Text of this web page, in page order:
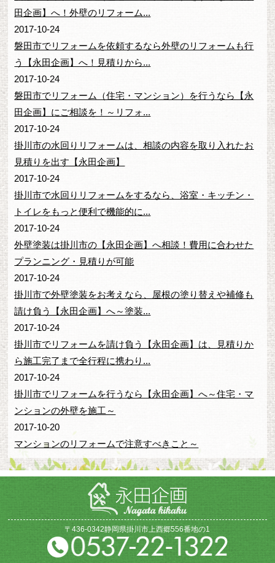
田企画】へ！外壁のリフォーム...
2017-10-24
磐田市でリフォームを依頼するなら外壁のリフォームも行
う【永田企画】へ！見積りから...
2017-10-24
磐田市でリフォーム（住宅・マンション）を行うなら【永
田企画】にご相談を！～リフォ...
2017-10-24
掛川市の水回りリフォームは、相談の内容を取り入れたお
見積りを出す【永田企画】
2017-10-24
掛川市で水回りリフォームをするなら、浴室・キッチン・
トイレをもっと便利で機能的に...
2017-10-24
外壁塗装は掛川市の【永田企画】へ相談！費用に合わせた
プランニング・見積りが可能
2017-10-24
掛川市で外壁塗装をお考えなら、屋根の塗り替えや補修も
請け負う【永田企画】へ～塗装...
2017-10-24
掛川市でリフォームを請け負う【永田企画】は、見積りか
ら施工完了まで全行程に携わり...
2017-10-24
掛川市でリフォームを行うなら【永田企画】へ～住宅・マ
ンションの外壁を施工～
2017-10-20
マンションのリフォームで注意すべきこと～
〒436-0342静岡県掛川市上西郷556番地の1